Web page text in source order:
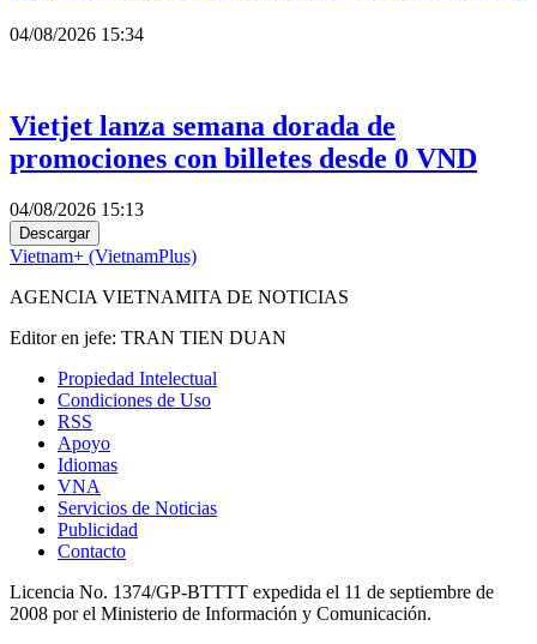
04/08/2026 15:34
Vietjet lanza semana dorada de
promociones con billetes desde 0 VND
04/08/2026 15:13
Descargar
Vietnam+ (VietnamPlus)
AGENCIA VIETNAMITA DE NOTICIAS
Editor en jefe: TRAN TIEN DUAN
Propiedad Intelectual
Condiciones de Uso
RSS
Apoyo
Idiomas
VNA
Servicios de Noticias
Publicidad
Contacto
Licencia No. 1374/GP-BTTTT expedida el 11 de septiembre de
2008 por el Ministerio de Información y Comunicación.